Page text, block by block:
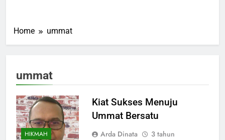
Home ummat
ummat
HIKMAH
Kiat Sukses Menuju
Ummat Bersatu
Arda Dinata
3 tahun